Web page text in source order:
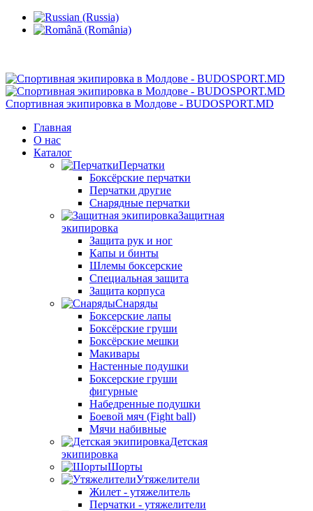
Спортивная экипировка в Молдове - BUDOSPORT.MD
Главная
О нас
Каталог
Перчатки
Боксёрские перчатки
Перчатки другие
Снарядные перчатки
Защитная
экипировка
Защита рук и ног
Капы и бинты
Шлемы боксерские
Специальная защита
Защита корпуса
Снаряды
Боксерские лапы
Боксёрские груши
Боксёрские мешки
Макивары
Настенные подушки
Боксерские груши
фигурные
Набедренные подушки
Боевой мяч (Fight ball)
Мячи набивные
Детская
экипировка
Шорты
Утяжелители
Жилет - утяжелитель
Перчатки - утяжелители